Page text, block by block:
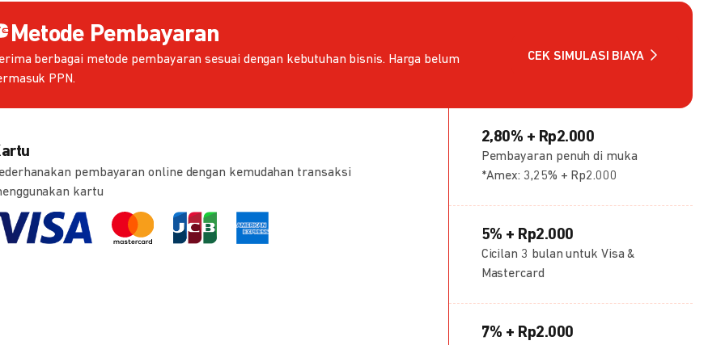
Metode Pembayaran
berbagai metode pembayaran sesuai dengan kebutuhan bisnis. Harga belum
PPN.
CEK SIMULASI BIAYA
pembayaran online dengan kemudahan transaksi
kartu
2,80% + Rp2.000
Pembayaran penuh di muka
*Amex: 3,25% + Rp2.000
5% + Rp2.000
Cicilan 3 bulan untuk Visa &
Mastercard
7% + Rp2.000